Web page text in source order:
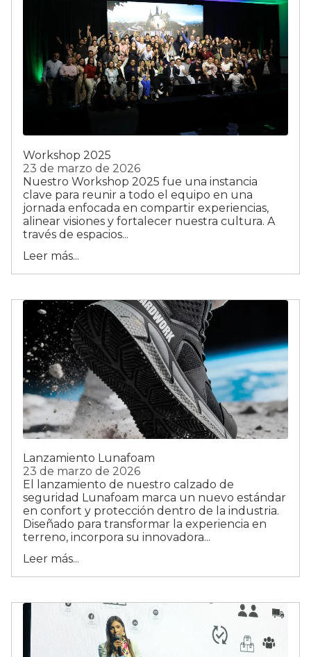
Workshop 2025
23 de marzo de 2026
Nuestro Workshop 2025 fue una instancia
clave para reunir a todo el equipo en una
jornada enfocada en compartir experiencias,
alinear visiones y fortalecer nuestra cultura. A
través de espacios...
Leer más...
Lanzamiento Lunafoam
23 de marzo de 2026
El lanzamiento de nuestro calzado de
seguridad Lunafoam marca un nuevo estándar
en confort y protección dentro de la industria.
Diseñado para transformar la experiencia en
terreno, incorpora su innovadora...
Leer más...